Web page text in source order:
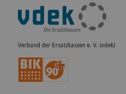
Fußleisten-
Navigation
Verband der Ersatzkassen e. V. (vdek)